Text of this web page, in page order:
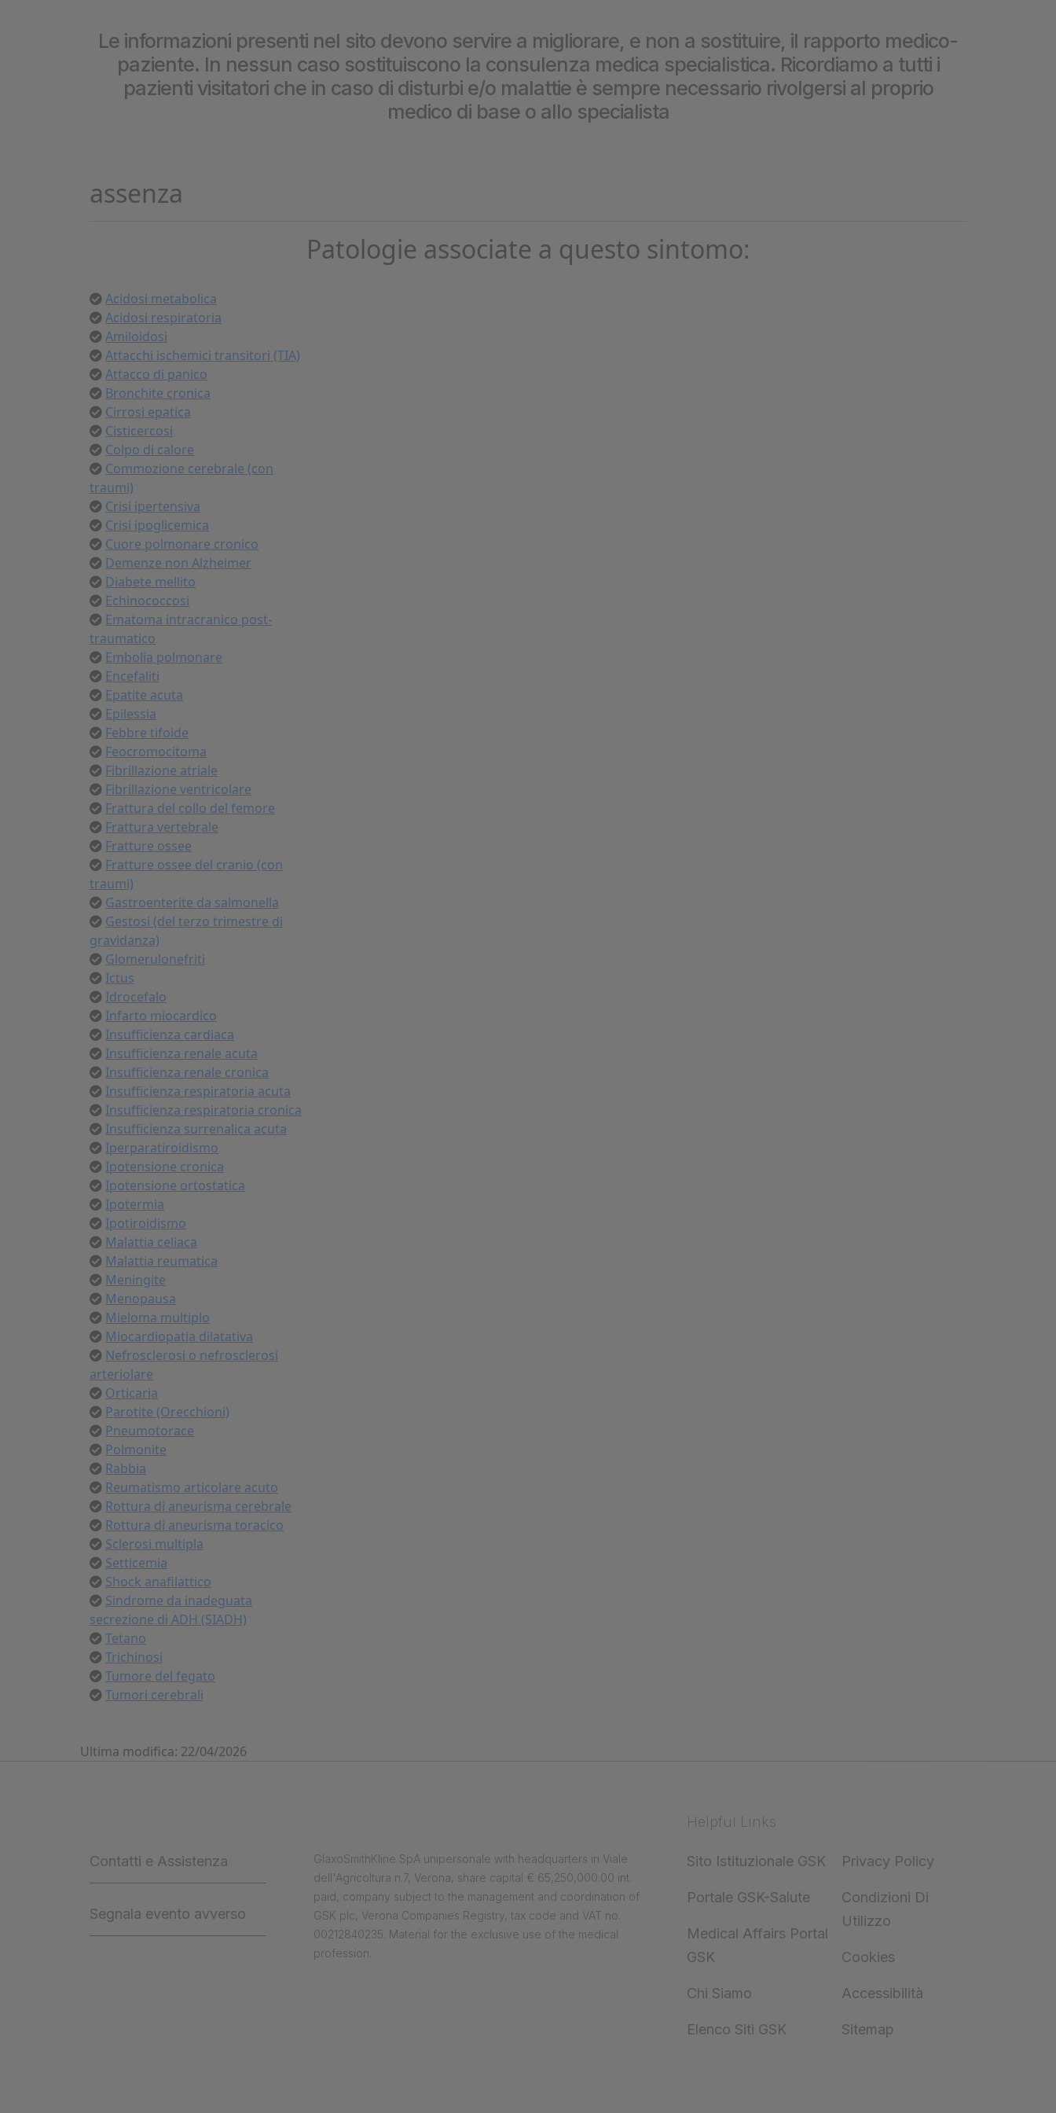
Le informazioni presenti nel sito devono servire a migliorare, e non a sostituire, il rapporto medico-
paziente. In nessun caso sostituiscono la consulenza medica specialistica. Ricordiamo a tutti i
pazienti visitatori che in caso di disturbi e/o malattie è sempre necessario rivolgersi al proprio
medico di base o allo specialista
assenza
Patologie associate a questo sintomo:
Acidosi metabolica
Acidosi respiratoria
Amiloidosi
Attacchi ischemici transitori (TIA)
Attacco di panico
Bronchite cronica
Cirrosi epatica
Cisticercosi
Colpo di calore
Commozione cerebrale (con
traumi)
Crisi ipertensiva
Crisi ipoglicemica
Cuore polmonare cronico
Demenze non Alzheimer
Diabete mellito
Echinococcosi
Ematoma intracranico post-
traumatico
Embolia polmonare
Encefaliti
Epatite acuta
Epilessia
Febbre tifoide
Feocromocitoma
Fibrillazione atriale
Fibrillazione ventricolare
Frattura del collo del femore
Frattura vertebrale
Fratture ossee
Fratture ossee del cranio (con
traumi)
Gastroenterite da salmonella
Gestosi (del terzo trimestre di
gravidanza)
Glomerulonefriti
Ictus
Idrocefalo
Infarto miocardico
Insufficienza cardiaca
Insufficienza renale acuta
Insufficienza renale cronica
Insufficienza respiratoria acuta
Insufficienza respiratoria cronica
Insufficienza surrenalica acuta
Iperparatiroidismo
Ipotensione cronica
Ipotensione ortostatica
Ipotermia
Ipotiroidismo
Malattia celiaca
Malattia reumatica
Meningite
Menopausa
Mieloma multiplo
Miocardiopatia dilatativa
Nefrosclerosi o nefrosclerosi
arteriolare
Orticaria
Parotite (Orecchioni)
Pneumotorace
Polmonite
Rabbia
Reumatismo articolare acuto
Rottura di aneurisma cerebrale
Rottura di aneurisma toracico
Sclerosi multipla
Setticemia
Shock anafilattico
Sindrome da inadeguata
secrezione di ADH (SIADH)
Tetano
Trichinosi
Tumore del fegato
Tumori cerebrali
Ultima modifica: 22/04/2026
Helpful Links
Contatti e Assistenza
Segnala evento avverso
GlaxoSmithKline SpA unipersonale with headquarters in Viale
dell'Agricoltura n.7, Verona, share capital € 65,250,000.00 int.
paid, company subject to the management and coordination of
GSK plc, Verona Companies Registry, tax code and VAT no.
00212840235. Material for the exclusive use of the medical
profession.
Sito Istituzionale GSK
Portale GSK-Salute
Medical Affairs Portal
GSK
Chi Siamo
Elenco Siti GSK
Privacy Policy
Condizioni Di
Utilizzo
Cookies
Accessibilità
Sitemap
Cookie pubblicitari